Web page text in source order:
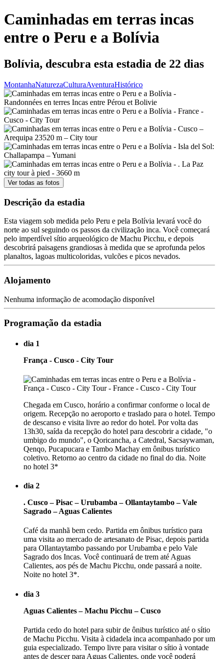
Caminhadas em terras incas
entre o Peru e a Bolívia
Bolívia, descubra esta estadia de 22 dias
MontanhaNaturezaCulturaAventuraHistórico
Ver todas as fotos
Descrição da estadia
Esta viagem sob medida pelo Peru e pela Bolívia levará você do
norte ao sul seguindo os passos da civilização inca. Você começará
pelo imperdível sítio arqueológico de Machu Picchu, e depois
descobrirá paisagens grandiosas à medida que se aprofunda pelos
planaltos, lagoas multicoloridas, vulcões e picos nevados.
Alojamento
Nenhuma informação de acomodação disponível
Programação da estadia
dia 1
França - Cusco - City Tour
Chegada em Cusco, horário a confirmar conforme o local de
origem. Recepção no aeroporto e traslado para o hotel. Tempo
de descanso e visita livre ao redor do hotel. Por volta das
13h30, saída da recepção do hotel para descobrir a cidade, "o
umbigo do mundo", o Qoricancha, a Catedral, Sacsaywaman,
Qenqo, Pucapucara e Tambo Machay em ônibus turístico
coletivo. Retorno ao centro da cidade no final do dia. Noite
no hotel 3*
dia 2
. Cusco – Pisac – Urubamba – Ollantaytambo – Vale
Sagrado – Aguas Calientes
Café da manhã bem cedo. Partida em ônibus turístico para
uma visita ao mercado de artesanato de Pisac, depois partida
para Ollantaytambo passando por Urubamba e pelo Vale
Sagrado dos Incas. Você continuará de trem até Aguas
Calientes, aos pés de Machu Picchu, onde passará a noite.
Noite no hotel 3*.
dia 3
Aguas Calientes – Machu Picchu – Cusco
Partida cedo do hotel para subir de ônibus turístico até o sítio
de Machu Picchu. Visita à cidadela inca acompanhado por um
guia especializado. Tempo livre para visitar o sítio à vontade
antes de descer para Aguas Calientes, onde você poderá